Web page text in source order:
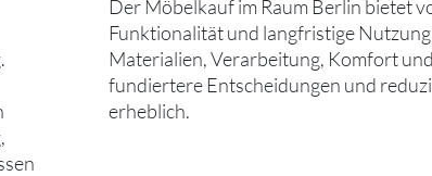
Der Möbelkauf im Raum Berlin bietet
Funktionalität und langfristige
Materialien, Verarbeitung, Komfort
fundiertere Entscheidungen und
erheblich.